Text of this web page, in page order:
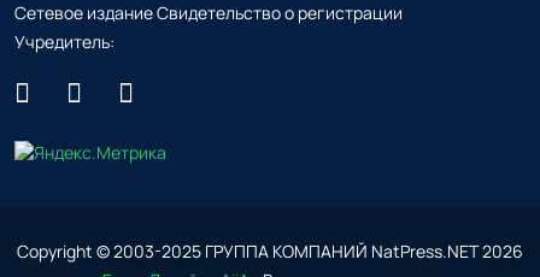
Сетевое издание Свидетельство о регистрации
Учредитель:
Copyright © 2003-2025 ГРУППА КОМПАНИЙ NatPress.NET2026